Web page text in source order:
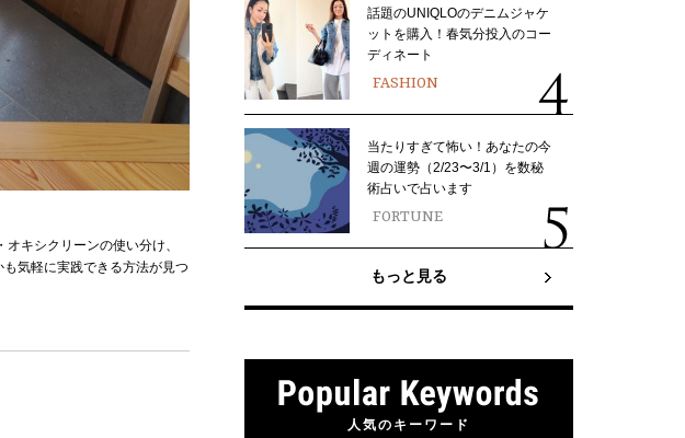
キシクリーンの使い分け、
気軽に実践できる方法が見つ
話題のUNIQLOのデニムジャケ
ットを購入！春気分投入のコー
ディネート
FASHION
当たりすぎて怖い！あなたの今
週の運勢（2/23〜3/1）を数秘
術占いで占います
FORTUNE
もっと見る
人気のキーワード